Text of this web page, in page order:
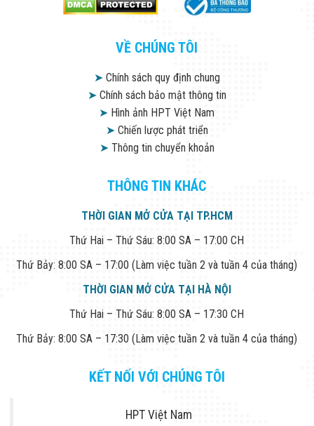
VỀ CHÚNG TÔI
➤Chính sách quy định chung
➤Chính sách bảo mật thông tin
➤ Hình ảnh HPT Việt Nam
➤Chiến lược phát triển
➤Thông tin chuyển khoản
THÔNG TIN KHÁC
THỜI GIAN MỞ CỬA TẠI TP.HCM
Thứ Hai – Thứ Sáu: 8:00 SA – 17:00 CH
Thứ Bảy: 8:00 SA – 17:00 (Làm việc tuần 2 và tuần 4 của tháng)
THỜI GIAN MỞ CỬA TẠI HÀ NỘI
Thứ Hai – Thứ Sáu: 8:00 SA – 17:30 CH
Thứ Bảy: 8:00 SA – 17:30 (Làm việc tuần 2 và tuần 4 của tháng)
KẾT NỐI VỚI CHÚNG TÔI
HPT Việt Nam